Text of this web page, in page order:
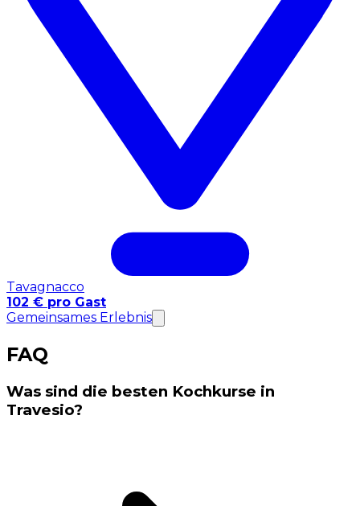
Tavagnacco
102 € pro Gast
Gemeinsames Erlebnis
FAQ
Was sind die besten Kochkurse in
Travesio?